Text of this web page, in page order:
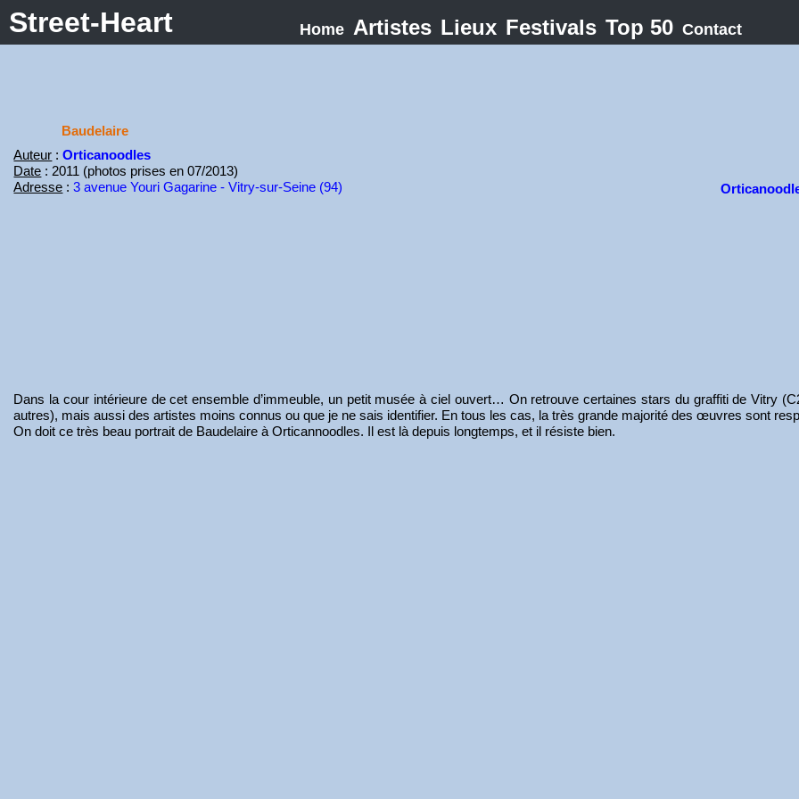
Street-Heart Home Artistes Lieux Festivals Top 50 Contact
Baudelaire
Auteur :Orticanoodles
Date : 2011 (photos prises en 07/2013)
Adresse :3 avenue Youri Gagarine - Vitry-sur-Seine (94)
Dans la cour intérieure de cet ensemble d’immeuble, un petit musée à ciel ouvert… On retrouve certaines stars du graffiti de Vitry
autres), mais aussi des artistes moins connus ou que je ne sais identifier. En tous les cas, la très grande majorité des œuvres sont
On doit ce très beau portrait de Baudelaire à Orticannoodles. Il est là depuis longtemps, et il résiste bien.